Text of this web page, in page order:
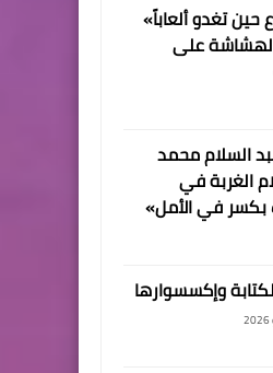
حين تغدو ألعاباً»
الهشاشة على
السلام محمد
الغربة في
في الأمل»
وإكسسوارها